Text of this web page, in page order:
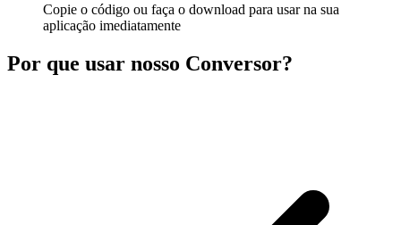
Copie o código ou faça o download para usar na sua
aplicação imediatamente
Por que usar nosso Conversor?